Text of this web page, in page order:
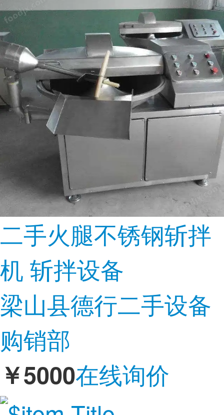
二手火腿不锈钢斩拌
机 斩拌设备
梁山县德行二手设备
购销部
￥5000在线询价